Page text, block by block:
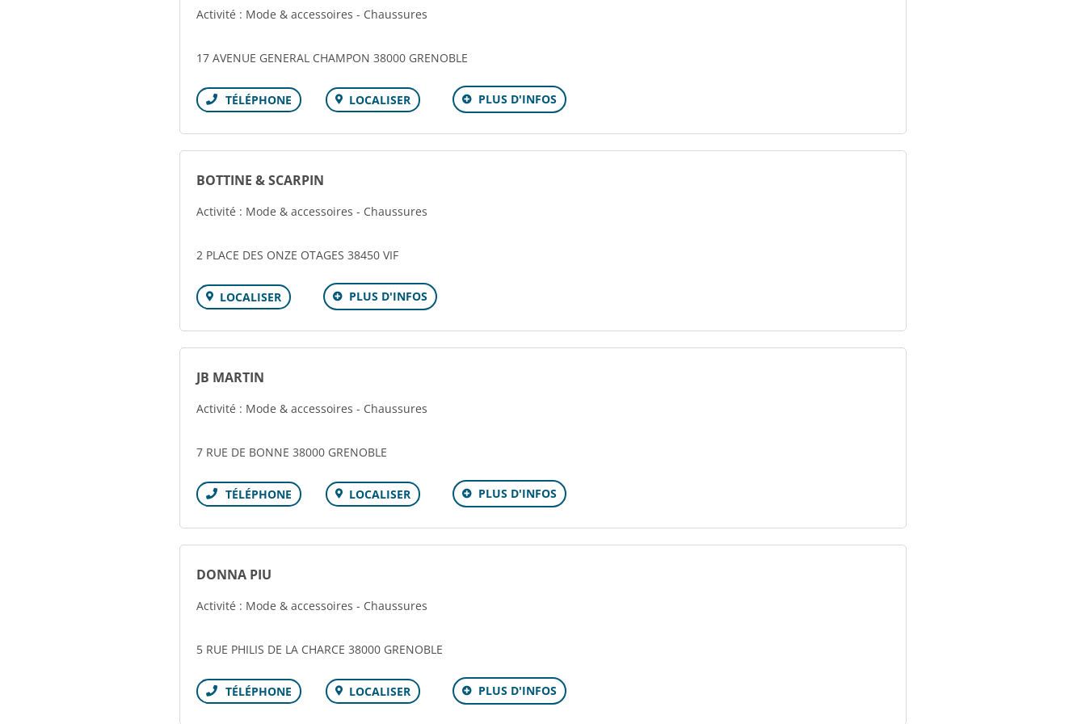
Activité : Mode & accessoires - Chaussures
17 AVENUE GENERAL CHAMPON 38000 GRENOBLE
Téléphone LOCALISER PLUS D'INFOS
BOTTINE & SCARPIN
Activité : Mode & accessoires - Chaussures
2 PLACE DES ONZE OTAGES 38450 VIF
LOCALISER PLUS D'INFOS
JB MARTIN
Activité : Mode & accessoires - Chaussures
7 RUE DE BONNE 38000 GRENOBLE
Téléphone LOCALISER PLUS D'INFOS
DONNA PIU
Activité : Mode & accessoires - Chaussures
5 RUE PHILIS DE LA CHARCE 38000 GRENOBLE
Téléphone LOCALISER PLUS D'INFOS